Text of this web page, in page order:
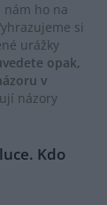
nám ho na
si
urážky
opak,
v
názory
Kdo